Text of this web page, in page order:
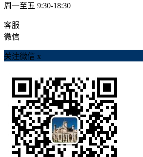
周一至五 9:30-18:30
客服
微信
关注微信 x